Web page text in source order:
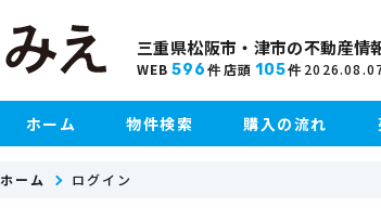
三重県松阪市・津市の不動産情
WEB 596 件 店頭 105件
ホーム 物件検索 購入の流れ
ホーム ログイン